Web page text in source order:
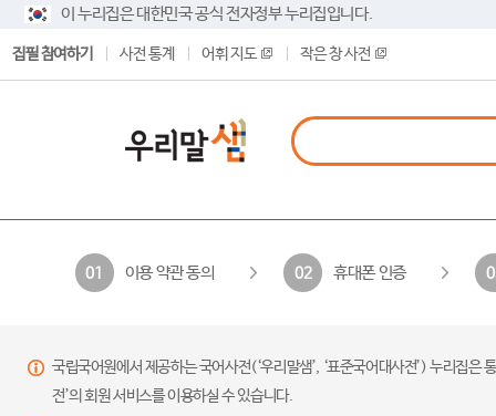
이 누리집은 대한민국 공식 전자정부 누리집입니다.
집필 참여하기 사전 통계 어휘 지도 작은 창 사전
01 이용 약관 동의 02 휴대폰 인증
국립국어원에서 제공하는 국어사전(‘우리말샘’, ‘표준국어대사전’) 누리집
전’의 회원 서비스를 이용하실 수 있습니다.